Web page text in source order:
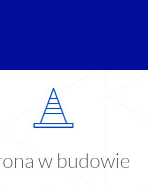
w budowie